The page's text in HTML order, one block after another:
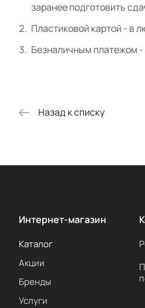
заранее подготовить
Пластиковой картой - в
Безналичным платежом
Назад к списку
Интернет-магазин
Каталог
Акции
Бренды
Услуги